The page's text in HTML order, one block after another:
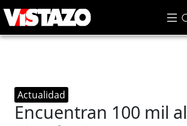
Actualidad
Encuentran 100 mil